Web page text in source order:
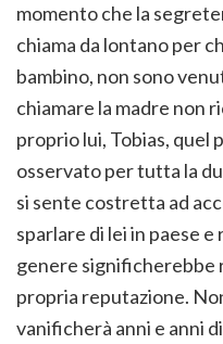
momento che la
chiama da lontano per
bambino, non sono
chiamare la madre non
proprio lui, Tobias, quel
osservato per tutta la
si sente costretta ad
sparlare di lei in paese
genere significherebbe
propria reputazione.
vanificherà anni e anni